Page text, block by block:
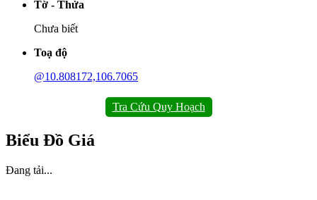
Tờ - Thửa
Chưa biết
Toạ độ
@10.808172,106.7065
Tra Cứu Quy Hoạch
Biểu Đồ Giá
Đang tải...